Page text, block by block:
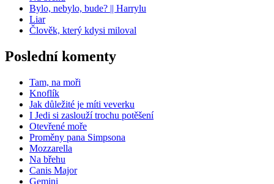
Bylo, nebylo, bude? || Harrylu
Liar
Člověk, který kdysi miloval
Poslední komenty
Tam, na moři
Knoflík
Jak důležité je míti veverku
I Jedi si zaslouží trochu potěšení
Otevřené moře
Proměny pana Simpsona
Mozzarella
Na břehu
Canis Major
Gemini